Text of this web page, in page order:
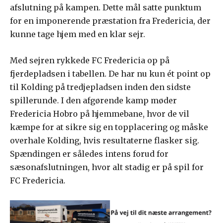
afslutning på kampen. Dette mål satte punktum
for en imponerende præstation fra Fredericia, der
kunne tage hjem med en klar sejr.
Med sejren rykkede FC Fredericia op på
fjerdepladsen i tabellen. De har nu kun ét point op
til Kolding på tredjepladsen inden den sidste
spillerunde. I den afgørende kamp møder
Fredericia Hobro på hjemmebane, hvor de vil
kæmpe for at sikre sig en topplacering og måske
overhale Kolding, hvis resultaterne flasker sig.
Spændingen er således intens forud for
sæsonafslutningen, hvor alt stadig er på spil for
FC Fredericia.